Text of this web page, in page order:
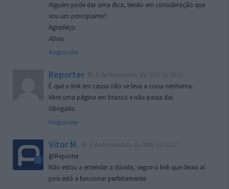
Alguém pode dar uma dica, tendo em consideração que
sou um principiante?
Agradeço.
ADias
Responder
Reporter
É que o link em causa não ve leva a coisa nenhuma.
Abre uma página em branco e não passa daí.
Obrigado.
Responder
Vítor M.
@Reporter
Não estou a entender a dúvida, segue o link que deixo aí
pois está a funcionar perfeitamente.